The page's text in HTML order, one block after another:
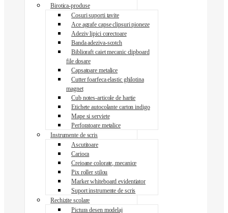
Birotica-produse
Cosuri suporti tavite
Ace agrafe capse clipsuri pioneze
Adeziv lipici corectoare
Banda adeziva-scotch
Biblioraft caiet mecanic clipboard
file dosare
Capsatoare metalice
Cutter foarfeca elastic ghilotina
magnet
Cub notes-articole de hartie
Etichete autocolante carton indigo
Mape si serviete
Perforatoare metalice
Instrumente de scris
Ascutitoare
Carioca
Creioane colorate, mecanice
Pix roller stilou
Marker whiteboard evidentiator
Suport instrumente de scris
Rechizite scolare
Pictura desen modelaj